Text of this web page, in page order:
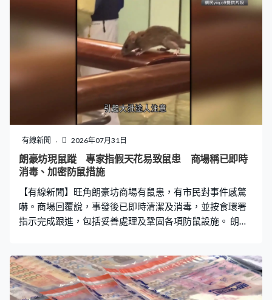
案，以及一宗病人自殺個案。
有線新聞 2026年07月31日
朗豪坊現鼠蹤 專家指假天花易致鼠患 商場稱已即時
消毒、加密防鼠措施
【有線新聞】旺角朗豪坊商場有鼠患，有市民對事件感驚
嚇。商場回覆說，事發後已即時清潔及消毒，並按食環署
指示完成跟進，包括妥善處理及鞏固各項防鼠設施。 朗豪
生：「很驚、要走了，準備要走。因為你正常食肆都有滅
蟲，理論上有都很短時間清理到，不應該誇張到走出
來。」市民胡先生：「管理可能做得不太好，可能他清潔